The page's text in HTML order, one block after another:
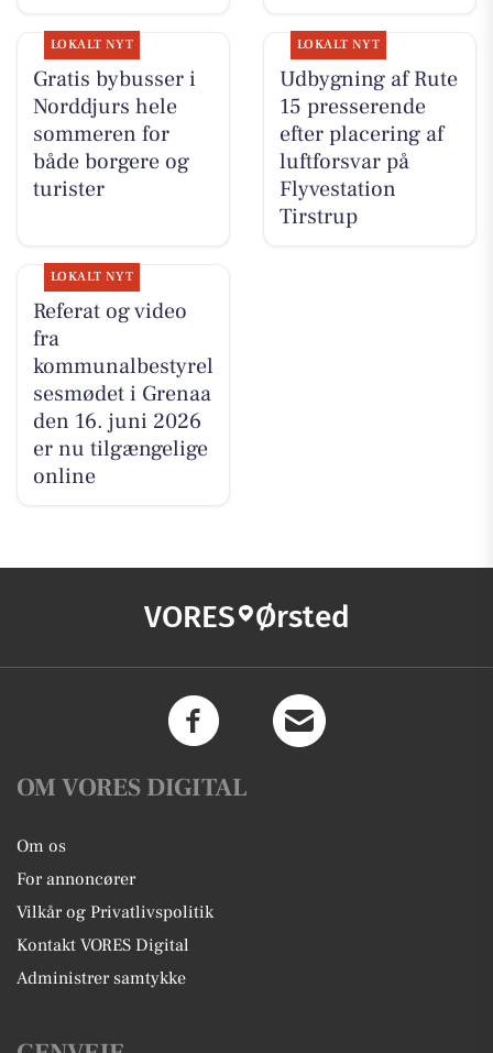
LOKALT NYT
Gratis bybusser i
Norddjurs hele
sommeren for
både borgere og
turister
LOKALT NYT
Udbygning af Rute
15 presserende
efter placering af
luftforsvar på
Flyvestation
Tirstrup
LOKALT NYT
Referat og video
fra
kommunalbestyrel
sesmødet i Grenaa
den 16. juni 2026
er nu tilgængelige
online
VORES Ørsted
OM VORES DIGITAL
Om os
For annoncører
Vilkår og Privatlivspolitik
Kontakt VORES Digital
Administrer samtykke